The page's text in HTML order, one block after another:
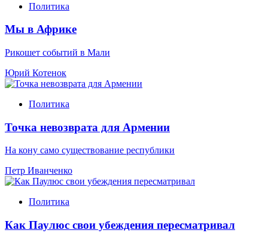
Политика
Мы в Африке
Рикошет событий в Мали
Юрий Котенок
Политика
Точка невозврата для Армении
На кону само существование республики
Петр Иванченко
Политика
Как Паулюс свои убеждения пересматривал